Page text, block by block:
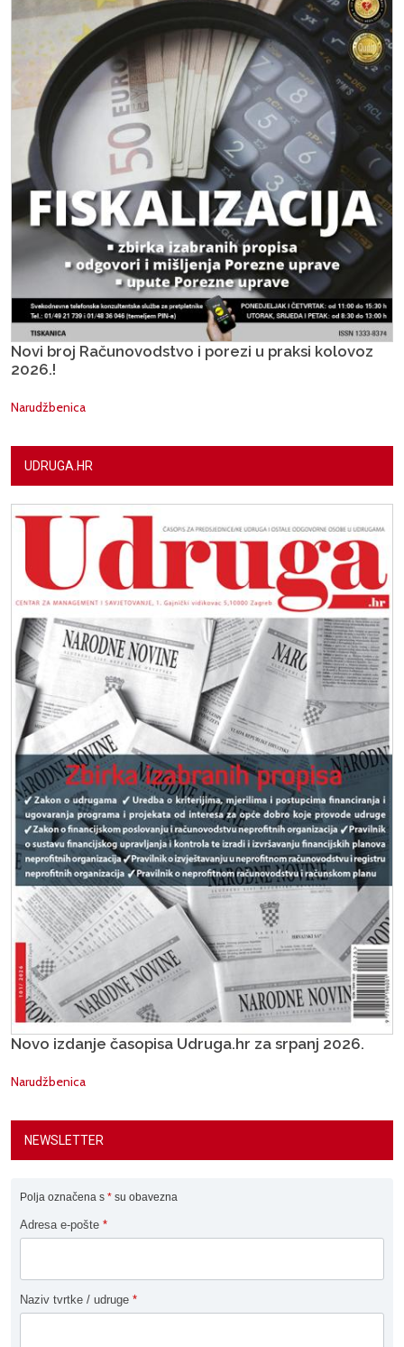
Novi broj Računovodstvo i porezi u praksi kolovoz
2026.!
Narudžbenica
UDRUGA.HR
Novo izdanje časopisa Udruga.hr za srpanj 2026.
Narudžbenica
NEWSLETTER
Polja označena s * su obavezna
Adresa e-pošte *
Naziv tvrtke / udruge *